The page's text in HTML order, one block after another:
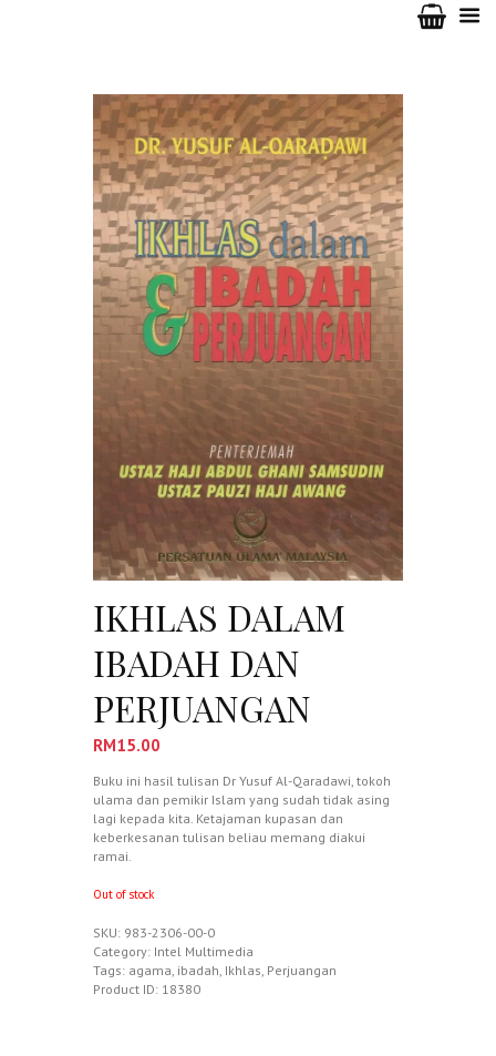
IKHLAS DALAM
IBADAH DAN
PERJUANGAN
RM15.00
Buku ini hasil tulisan Dr Yusuf Al-Qaradawi, tokoh
ulama dan pemikir Islam yang sudah tidak asing
lagi kepada kita. Ketajaman kupasan dan
keberkesanan tulisan beliau memang diakui
ramai.
Out of stock
SKU: 983-2306-00-0
Category: Intel Multimedia
Tags: agama ibadah Ikhlas Perjuangan
Product ID: 18380